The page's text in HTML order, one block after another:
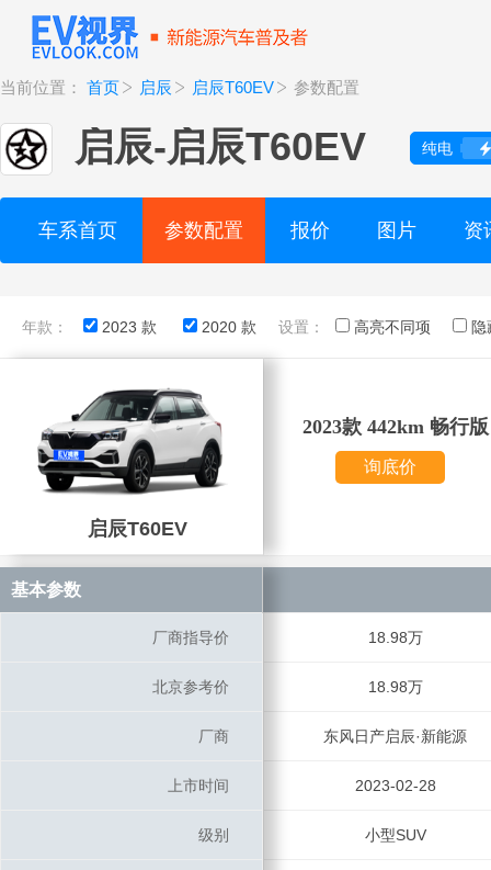
当前位置： 首页 启辰 启辰T60EV 参数配置
启辰-启辰T60EV 纯电
车系首页 参数配置 报价 图片 资
年款： 2023 款 2020 款 设置： 高亮不同项
启辰T60EV
启辰T60EV
2023款 442km 畅行版
询底价
基本参数
厂商指导价 18.98万
北京参考价 18.98万
厂商 东风日产启辰·新能源
上市时间 2023-02-28
级别 小型SUV
基本参数
厂商指导价
北京参考价
厂商
上市时间
级别